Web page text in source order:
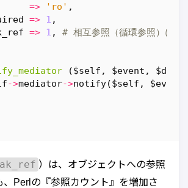
=> 'ro' ,
=> 1 ,
=> 1 ,
# 相互参照（循環参照）によ
($self, $event,
->mediator->notify($self , $event
）は、オブジェクトへの参照
、Perlの『参照カウント』を増加さ